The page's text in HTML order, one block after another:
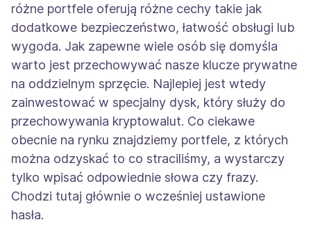
różne portfele oferują różne cechy takie jak
dodatkowe bezpieczeństwo, łatwość obsługi lub
wygoda. Jak zapewne wiele osób się domyśla
warto jest przechowywać nasze klucze prywatne
na oddzielnym sprzęcie. Najlepiej jest wtedy
zainwestować w specjalny dysk, który służy do
przechowywania kryptowalut. Co ciekawe
obecnie na rynku znajdziemy portfele, z których
można odzyskać to co straciliśmy, a wystarczy
tylko wpisać odpowiednie słowa czy frazy.
Chodzi tutaj głównie o wcześniej ustawione
hasła.